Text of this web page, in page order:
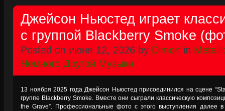
Джейсон Ньюстед играет
с группой Blackberry Smoke
Posted on июня 12, 2026 by Dimon in
Немного Другой Музыки
13 ноября 2025 года Джейсон Ньюстед присоединился на сцене
группе Blackberry Smoke. Вместе они сыграли классическую
the Grave”. Профессиональные фото с этого выступления далее